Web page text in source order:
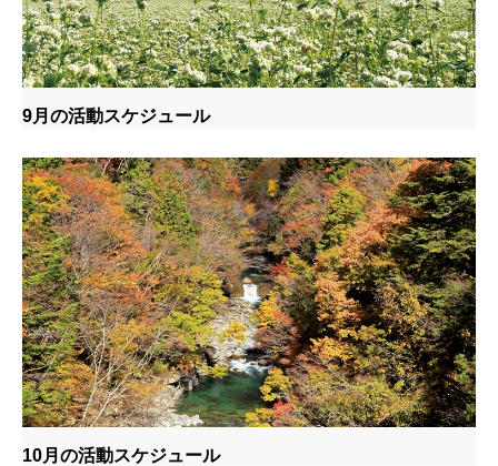
9月の活動スケジュール
10月の活動スケジュール